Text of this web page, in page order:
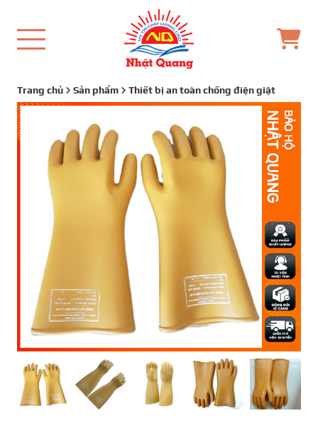
Trang chủ Sản phẩm Thiết bị an toàn chống điện giật